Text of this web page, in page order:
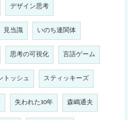
デザイン思考
見当識 いのち連関体
思考の可視化 言語ゲーム
トッシュ スティッキーズ
失われた30年 森嶋通夫